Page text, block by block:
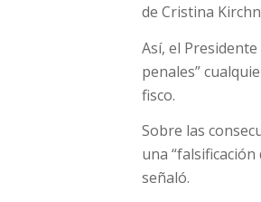
de Cristina
Así, el
penales”
fisco.
Sobre las
una
señaló.